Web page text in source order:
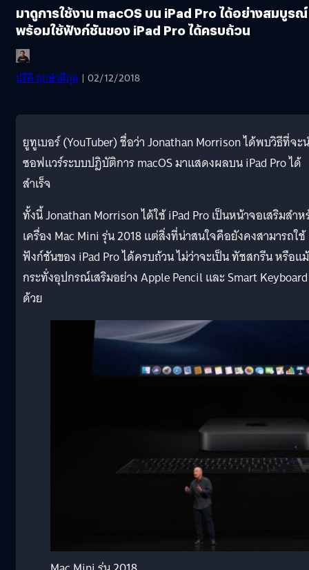
มาดูการใช้งาน macOS บน iPad Pro ได้อย่างสมบูร
พร้อมใช้ฟังก์ชันของ iPad Pro ได้ครบถ้วน
ปรีดี ฤกษ์วลีกุล | 02/12/2018
ยูทูเบอร์ (YouTuber) ชื่อว่า Jonathan Morrison ได้พบวิธีที่จะ
ซอฟแวร์ระบบปฎิบัติการ macOS มาแสดงผลบน iPad Pro ได้
สำเร็จ
ทั้งนี้ Jonathan Morrison ได้ใช้ iPad Pro เป็นหน้าจอเสริมสำ
เครื่อง Mac Mini รุ่น 2018 แต่สิ่งที่น่าสนใจคือยังคงสามารถใช้
ฟังก์ชันของ iPad Pro ได้ครบถ้วน ไม่ว่าจะเป็น ทัชสกรีน หรือแม้
กระทั่งอุปกรณ์เสริมอย่าง Apple Pencil และ Smart Keyboard
ด้วย